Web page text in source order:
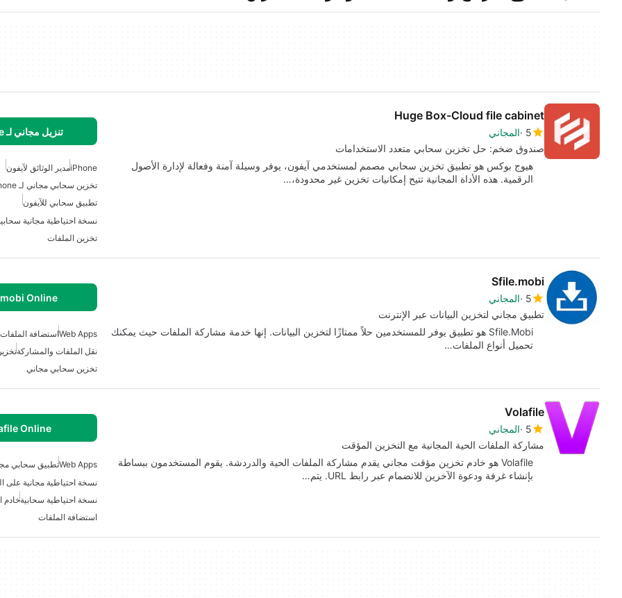
Huge Box-Cloud file cabinet
5 المجاني
صندوق ضخم: حل تخزين سحابي متعدد الاستخدامات
تنزيل مجاني لـ iPhone
هيوج بوكس هو تطبيق تخزين سحابي مصمم لمستخدمي آيفون، يوفر وسيلة آمنة وفعالة لإدارة الأصول
الرقمية. هذه الأداة المجانية تتيح إمكانيات تخزين غير محدودة،…
iPhoneمدير الوثائق لآيفون
تخزين سحابي مجاني لـ IPhone
تطبيق سحابي للآيفون
نسخة احتياطية مجانية
تخزين الملفات
Sfile.mobi
5 المجاني
تطبيق مجاني لتخزين البيانات عبر الإنترنت
Online
Sfile.Mobi هو تطبيق يوفر للمستخدمين حلاً ممتازًا لتخزين البيانات. إنها خدمة مشاركة الملفات حيث يمكنك
تحميل أنواع الملفات…
Web Appsاستضافة الملفات
نقل الملفات والمشاركة
تخزين سحابي مجاني
Volafile
5 المجاني
مشاركة الملفات الحية المجانية مع التخزين المؤقت
Online
Volafile هو خادم تخزين مؤقت مجاني يقدم مشاركة الملفات الحية والدردشة. يقوم المستخدمون ببساطة
بإنشاء غرفة ودعوة الآخرين للانضمام عبر رابط URL. يتم…
Web Appsتطبيق سحابي
نسخة احتياطية مجانية على
نسخة احتياطية سحابيةخادم
استضافة الملفات